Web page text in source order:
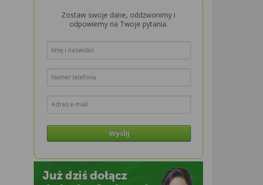
Zostaw swoje dane, oddzwonimy i
odpowiemy na Twoje pytania.
Wyślij